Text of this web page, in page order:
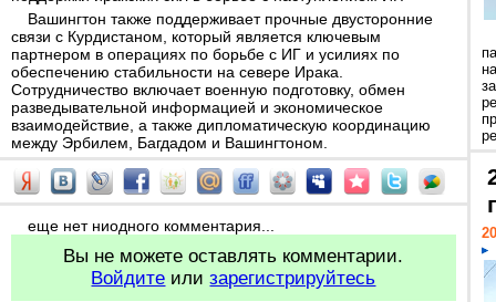
Вашингтон также поддерживает прочные двусторонние
связи с Курдистаном, который является ключевым
партнером в операциях по борьбе с ИГ и усилиях по
обеспечению стабильности на севере Ирака.
Сотрудничество включает военную подготовку, обмен
разведывательной информацией и экономическое
взаимодействие, а также дипломатическую координацию
между Эрбилем, Багдадом и Вашингтоном.
еще нет ниодного комментария...
Вы не можете оставлять комментарии.
Войдите илизарегистрируйтесь